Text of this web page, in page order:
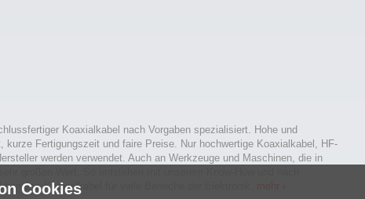
Koaxialkabel nach Vorgaben spezialisiert. Hohe und
Fertigungszeit und faire Preise. Nur hochwertige Koaxialkabel, HF-
werden verwendet. Auch an Werkzeuge und Maschinen, die in
Koaxialkabel für viele Bereiche der Elektronik.
Cookies